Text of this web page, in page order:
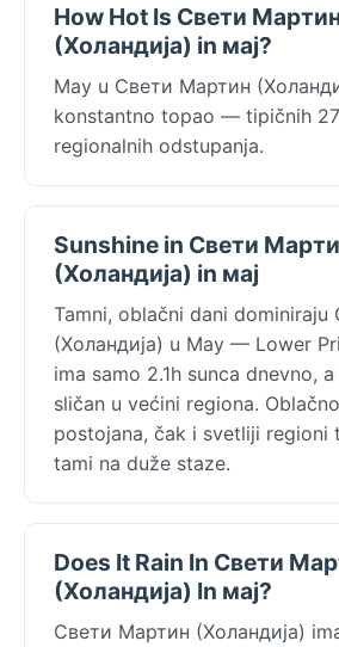
How Hot Is Свети
(Холандија) in мај?
May u Свети Мартин
konstantno topao — tipičnih
regionalnih odstupanja.
Sunshine in Свети
(Холандија) in мај
Tamni, oblačni dani
(Холандија) u May — Lower
ima samo 2.1h sunca dnevno,
sličan u većini regiona.
postojana, čak i svetliji regioni
tami na duže staze.
Does It Rain In Свети
(Холандија) In мај?
Свети Мартин (Холандија)